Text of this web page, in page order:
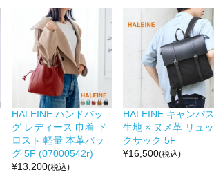
HALEINE ハンドバッ
グ レディース 巾着 ド
ロスト 軽量 本革バッ
グ 5F (07000542r)
¥13,200(税込)
HALEINE キャンパス
生地 × ヌメ革 リュッ
クサック 5F
¥16,500(税込)